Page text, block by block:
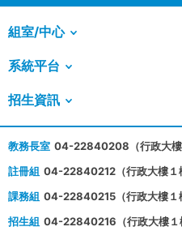
組室/中心
系統平台
招生資訊
教務長室 04-22840208（行政大樓
註冊組 04-22840212（行政大樓１
課務組 04-22840215（行政大樓１
招生組 04-22840216（行政大樓１